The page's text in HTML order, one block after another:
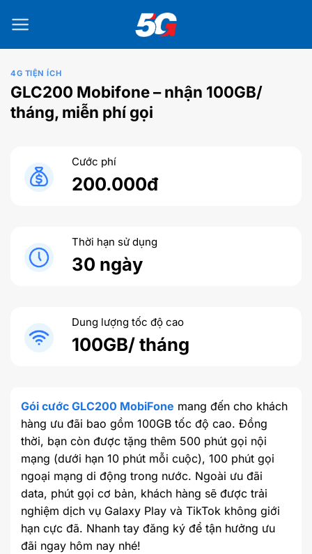
qua
4G TIỆN ÍCH
GLC200 Mobifone – nhận 100GB/
tháng, miễn phí gọi
Cước phí
200.000đ
Thời hạn sử dụng
30 ngày
Dung lượng tốc độ cao
100GB/ tháng
Gói cước GLC200 MobiFone mang đến cho khách
hàng ưu đãi bao gồm 100GB tốc độ cao. Đồng
thời, bạn còn được tặng thêm 500 phút gọi nội
mạng (dưới hạn 10 phút mỗi cuộc), 100 phút gọi
ngoại mạng di động trong nước. Ngoài ưu đãi
data, phút gọi cơ bản, khách hàng sẽ được trải
nghiệm dịch vụ Galaxy Play và TikTok không giới
hạn cực đã. Nhanh tay đăng ký để tận hưởng ưu
đãi ngay hôm nay nhé!